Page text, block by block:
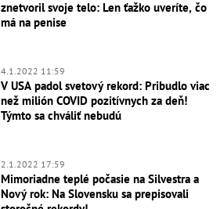
znetvoril svoje telo: Len ťažko uveríte, čo
má na penise
4.1.2022 11:59
V USA padol svetový rekord: Pribudlo viac
než milión COVID pozitívnych za deň!
Týmto sa chváliť nebudú
2.1.2022 17:59
Mimoriadne teplé počasie na Silvestra a
Nový rok: Na Slovensku sa prepisovali